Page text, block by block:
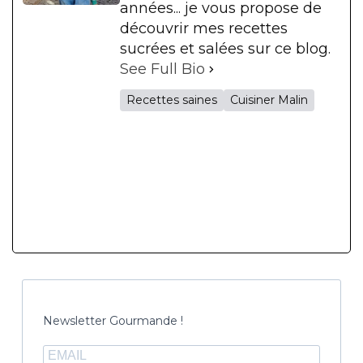
années... je vous propose de
découvrir mes recettes
sucrées et salées sur ce blog.
See Full Bio
Recettes saines Cuisiner Malin
Newsletter Gourmande !